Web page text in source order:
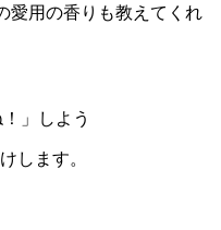
愛用の香りも教えてくれ
」しよう
します。